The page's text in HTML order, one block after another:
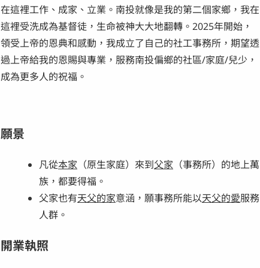
在這裡工作、成家、立業。南投就像是我的第二個家鄉，我在
這裡受洗成為基督徒，生命被神大大地翻轉。2025年開始，
領受上帝的恩典和感動，我成立了自己的社工事務所，期望透
過上帝給我的恩賜與專業，服務南投偏鄉的社區/家庭/兒少，
成為更多人的祝福。
願景
凡從本家 （原生家庭）來到父家 （事務所）的地上萬
族，都要得福。
父家也有天父的家意涵，願事務所能以天父的愛服務
人群。
開業執照